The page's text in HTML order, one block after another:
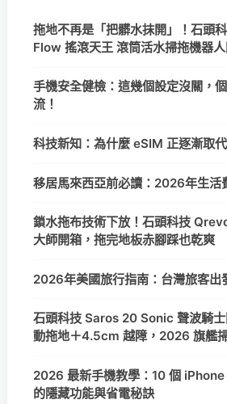
拖地不再是「把髒水抹開」！石頭
Flow 搖滾天王 滾筒活水掃拖機器人
手機安全健檢：這幾個設定沒關，
流！
科技新知：為什麼 eSIM 正逐漸取
移居馬來西亞前必讀：2026年生活
鎖水拖布技術下放！石頭科技
大師開箱，拖完地板赤腳踩也乾爽
2026年美國旅行指南：台灣旅客出
石頭科技 Saros 20 Sonic 聲波騎
動拖地＋4.5cm 越障，2026 旗艦
2026 最新手機教學：10 個
的隱藏功能與省電秘訣